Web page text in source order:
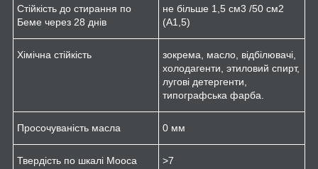
Стійкість до стирання по
Беме через 28 днів
не більше 1,5 см3 /50 см2
(A1,5)
Хімічна стійкість
зокрема, масло, відбілювачі,
холодагенти, этиловий спирт,
лугові детергенти,
типографська фарба.
Просочуваність масла 0 мм
Твердість по шкалі Мооса >7